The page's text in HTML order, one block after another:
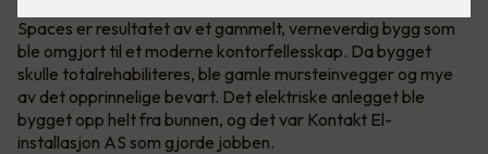
Spaces er resultatet av et gammelt, verneverdig bygg som
ble omgjort til et moderne kontorfellesskap. Da bygget
skulle totalrehabiliteres, ble gamle mursteinvegger og mye
av det opprinnelige bevart. Det elektriske anlegget ble
bygget opp helt fra bunnen, og det var Kontakt El-
installasjon AS som gjorde jobben.